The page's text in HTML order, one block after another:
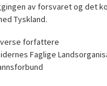
av forsvaret og det
Tyskland.
forfattere
Faglige